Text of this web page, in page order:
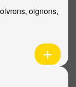
oignons,